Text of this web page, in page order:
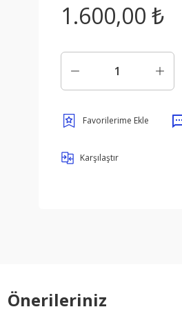
1.600,00 ₺
Karşılaştır
Önerileriniz